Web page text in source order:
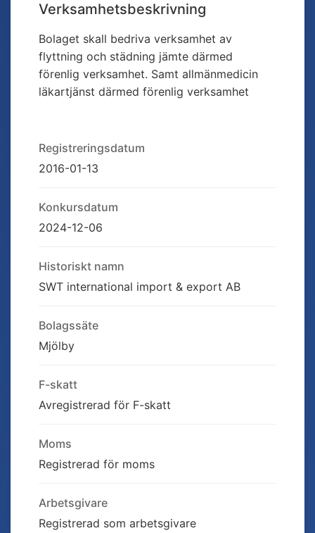
Verksamhetsbeskrivning
Bolaget skall bedriva verksamhet av
flyttning och städning jämte därmed
förenlig verksamhet. Samt allmänmedicin
läkartjänst därmed förenlig verksamhet
Registreringsdatum
2016-01-13
Konkursdatum
2024-12-06
Historiskt namn
SWT international import & export AB
Bolagssäte
Mjölby
F-skatt
Avregistrerad för F-skatt
Moms
Registrerad för moms
Arbetsgivare
Registrerad som arbetsgivare